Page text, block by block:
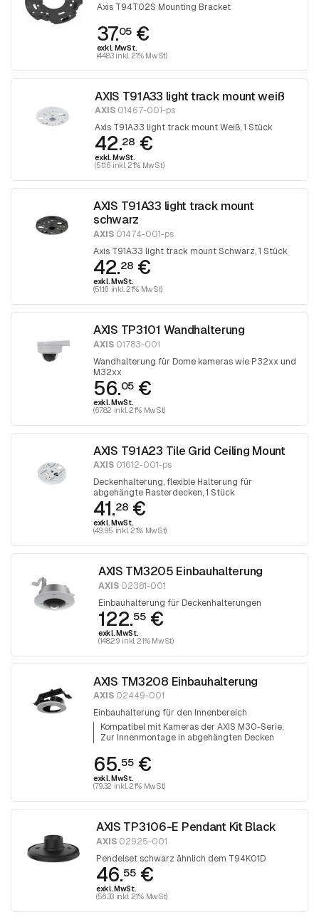
Axis T94T02S Mounting Bracket
37.05€
exkl. MwSt.
(44.83 inkl. 21% MwSt)
AXIS T91A33 light track mount weiß
AXIS 01467-001-ps
Axis T91A33 light track mount Weiß, 1 Stück
42.28 €
exkl. MwSt.
(51.16 inkl. 21% MwSt)
AXIS T91A33 light track mount
schwarz
AXIS 01474-001-ps
Axis T91A33 light track mount Schwarz, 1 Stück
42.28 €
exkl. MwSt.
(51.16 inkl. 21% MwSt)
AXIS TP3101 Wandhalterung
AXIS 01783-001
Wandhalterung für Dome kameras wie P32xx und
M32xx
56.05 €
exkl. MwSt.
(67.82 inkl. 21% MwSt)
AXIS T91A23 Tile Grid Ceiling Mount
AXIS 01612-001-ps
Deckenhalterung, flexible Halterung für
abgehängte Rasterdecken, 1 Stück
41.28 €
exkl. MwSt.
(49.95 inkl. 21% MwSt)
AXIS TM3205 Einbauhalterung
AXIS02381-001
Einbauhalterung für Deckenhalterungen
122.55 €
exkl. MwSt.
(148.29 inkl. 21% MwSt)
AXIS TM3208 Einbauhalterung
AXIS 02449-001
Einbauhalterung für den Innenbereich
Kompatibel mit Kameras der AXIS M30-Serie
Zur Innenmontage in abgehängten Decken
65.55 €
exkl. MwSt.
(79.32 inkl. 21% MwSt)
AXIS TP3106-E Pendant Kit Black
AXIS02925-001
Pendelset schwarz ähnlich dem T94K01D
46.55 €
exkl. MwSt.
(56.33 inkl. 21% MwSt)